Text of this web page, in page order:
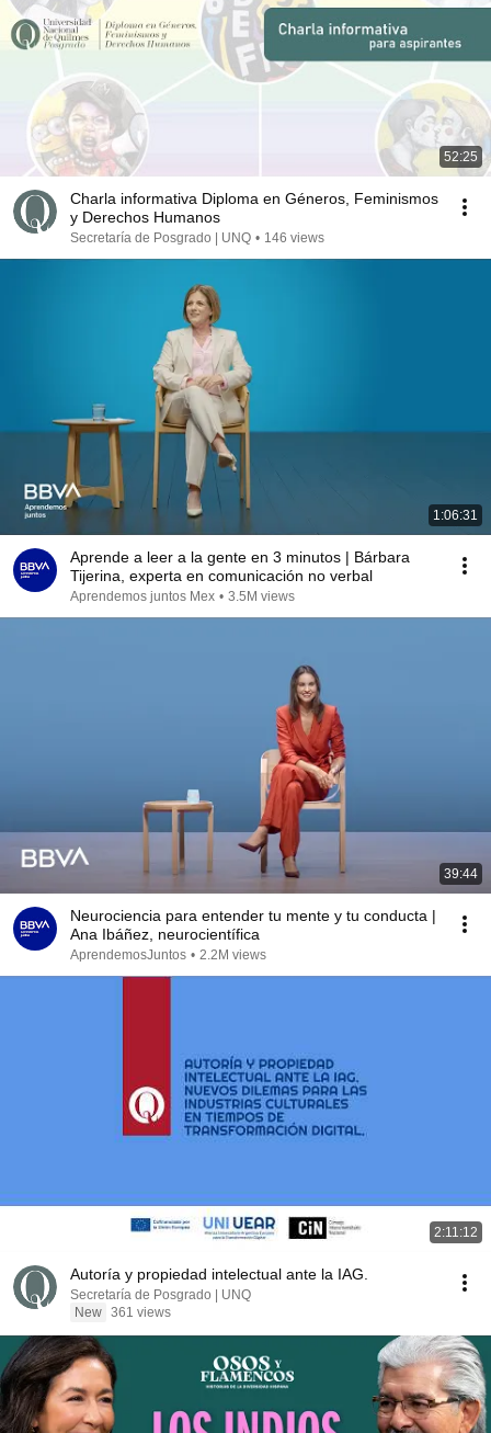
52:25
Charla informativa Diploma en Géneros, Feminismos
y Derechos Humanos
Secretaría de Posgrado | UNQ • 146 views
1:06:31
Aprende a leer a la gente en 3 minutos | Bárbara
Tijerina, experta en comunicación no verbal
Aprendemos juntos Mex • 3.5M views
39:44
Neurociencia para entender tu mente y tu conducta |
Ana Ibáñez, neurocientífica
AprendemosJuntos • 2.2M views
2:11:12
Autoría y propiedad intelectual ante la IAG.
Secretaría de Posgrado | UNQ
New 361 views